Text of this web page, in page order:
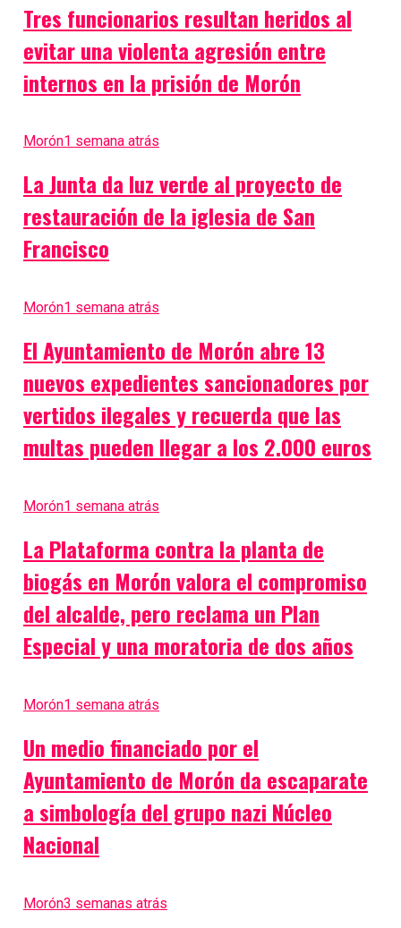
Tres funcionarios resultan heridos al
evitar una violenta agresión entre
internos en la prisión de Morón
Morón1 semana atrás
La Junta da luz verde al proyecto de
restauración de la iglesia de San
Francisco
Morón1 semana atrás
El Ayuntamiento de Morón abre 13
nuevos expedientes sancionadores por
vertidos ilegales y recuerda que las
multas pueden llegar a los 2.000 euros
Morón1 semana atrás
La Plataforma contra la planta de
biogás en Morón valora el compromiso
del alcalde, pero reclama un Plan
Especial y una moratoria de dos años
Morón1 semana atrás
Un medio financiado por el
Ayuntamiento de Morón da escaparate
a simbología del grupo nazi Núcleo
Nacional
Morón3 semanas atrás